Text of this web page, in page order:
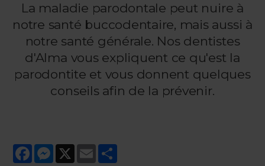
La maladie parodontale peut nuire à
notre santé buccodentaire, mais aussi à
notre santé générale. Nos dentistes
d'Alma vous expliquent ce qu'est la
parodontite et vous donnent quelques
conseils afin de la prévenir.
FacebookMessenger
X Email